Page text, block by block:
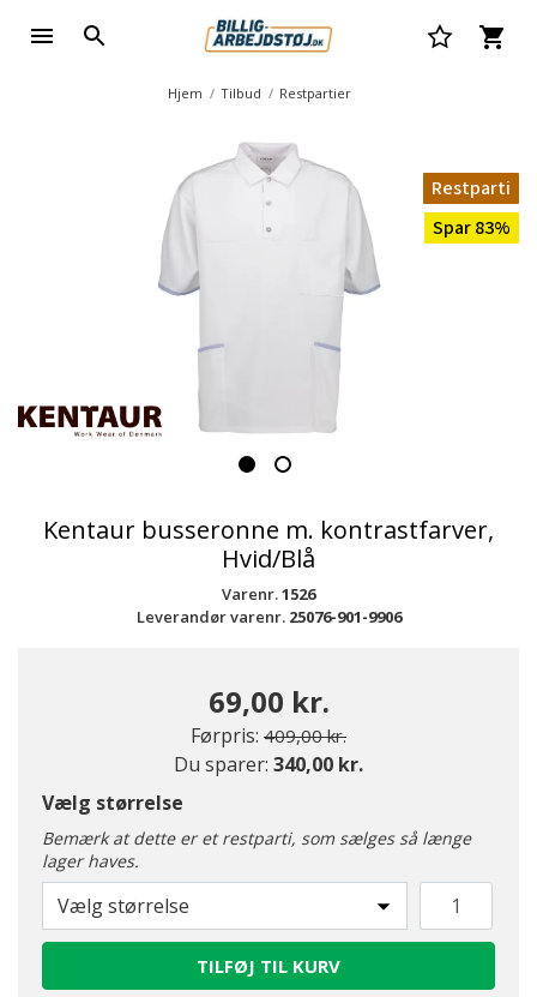
Hjem Tilbud Restpartier
Restparti
Spar 83%
Kentaur busseronne m. kontrastfarver,
Hvid/Blå
Varenr.1526
Leverandør varenr. 25076-901-9906
69,00 kr.
Førpris: Pris nedsat fra
409,00 kr.til
Du sparer: 340,00 kr.
Vælg størrelse
Bemærk at dette er et restparti, som sælges så længe
lager haves.
Vælg størrelse
TILFØJ TIL KURV